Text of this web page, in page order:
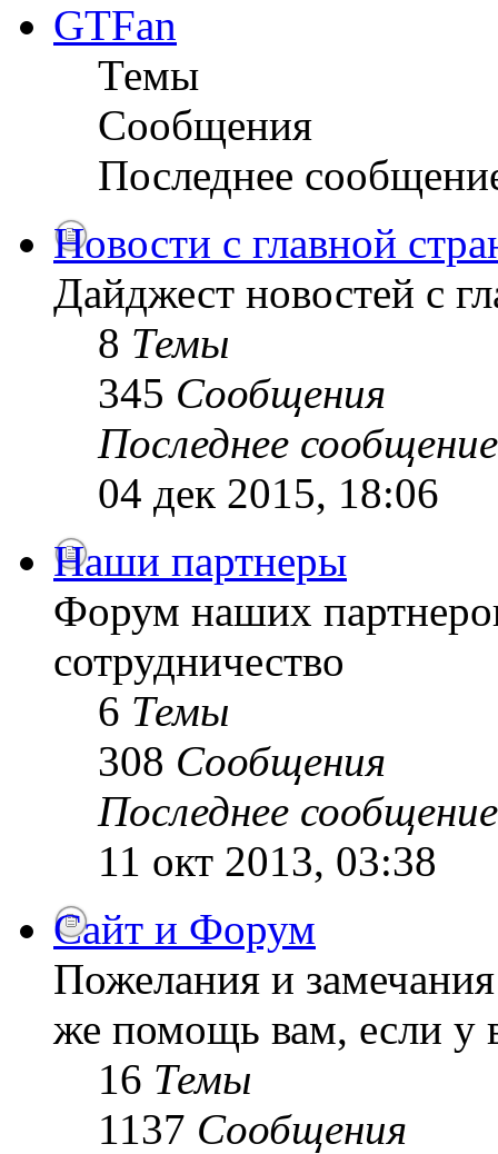
GTFan
Темы
Сообщения
Последнее
Новости с главной
Дайджест новостей с
8 Темы
345 Сообщения
Последнее сообщение
04 дек 2015, 18:06
Наши партнеры
Форум наших
сотрудничество
6 Темы
308 Сообщения
Последнее сообщение
11 окт 2013, 03:38
Сайт и Форум
Пожелания и
же помощь вам, если у
16 Темы
1137 Сообщения